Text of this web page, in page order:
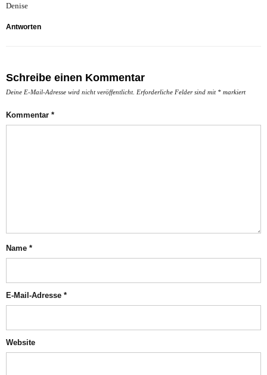
Denise
Antworten
Schreibe einen Kommentar
Deine E-Mail-Adresse wird nicht veröffentlicht. Erforderliche Felder sind mit * markiert
Kommentar *
Name *
E-Mail-Adresse *
Website